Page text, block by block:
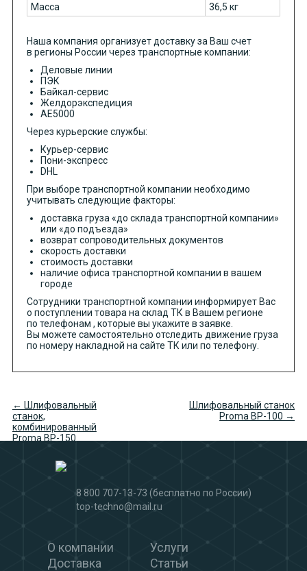
Масса
36,5 кг
Наша компания организует доставку за Ваш счет
в регионы России через транспортные компании:
Деловые линии
ПЭК
Байкал-сервис
Желдорэкспедиция
АЕ5000
Через курьерские службы:
Курьер-сервис
Пони-экспресс
DHL
При выборе транспортной компании необходимо
учитывать следующие факторы:
доставка груза «до склада транспортной компании»
или «до подъезда»
возврат сопроводительных документов
скорость доставки
стоимость доставки
наличие офиса транспортной компании в вашем
городе
Сотрудники транспортной компании информирует Вас
о поступлении товара на склад ТК в Вашем регионе
по телефонам , которые вы укажите в заявке.
Вы можете самостоятельно отследить движение груза
по номеру накладной на сайте ТК или по телефону.
← Шлифовальный
станок,
комбинированный
Proma BP-150
Шлифовальный станок
Proma BP-100 →
8 800 707-13-73 (бесплатно по России)
top-techno@mail.ru
О компании
Услуги
Доставка
Статьи